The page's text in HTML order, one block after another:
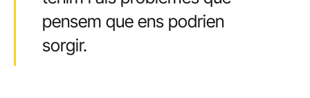
pensem que ens podrien
sorgir.